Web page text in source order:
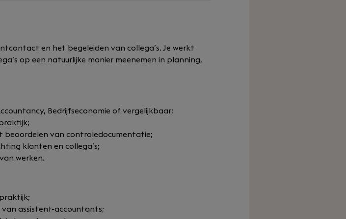
en het begeleiden van collega’s. Je werkt
op een natuurlijke manier meenemen in planning,
Bedrijfseconomie of vergelijkbaar;
beoordelen van controledocumentatie;
klanten en collega’s;
werken.
assistent-accountants;